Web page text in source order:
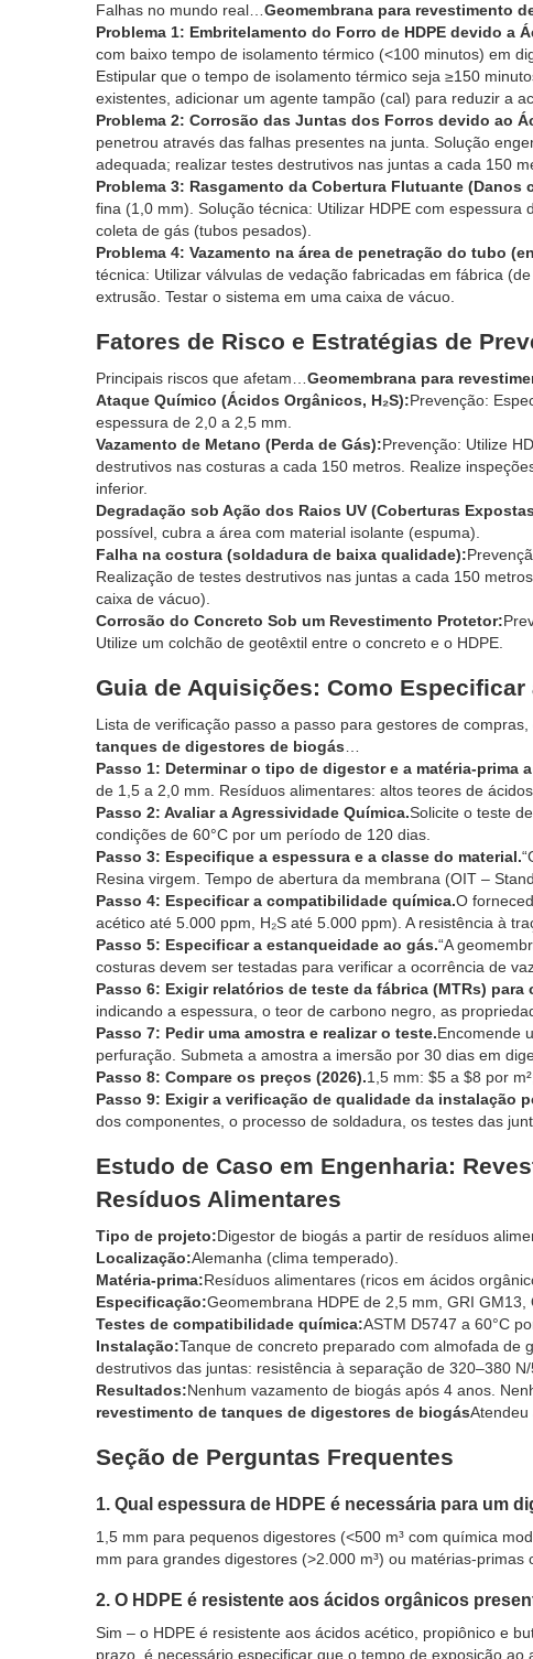
Falhas no mundo real… Geomembrana para revestimento
Problema 1: Embritelamento do Forro de HDPE devido a
com baixo tempo de isolamento térmico (<100 minutos) em
Estipular que o tempo de isolamento térmico seja ≥150
existentes, adicionar um agente tampão (cal) para reduzir a
Problema 2: Corrosão das Juntas dos Forros devido ao
penetrou através das falhas presentes na junta. Solução
adequada; realizar testes destrutivos nas juntas a cada 150
Problema 3: Rasgamento da Cobertura Flutuante (Danos
fina (1,0 mm). Solução técnica: Utilizar HDPE com
coleta de gás (tubos pesados).
Problema 4: Vazamento na área de penetração do tubo
técnica: Utilizar válvulas de vedação fabricadas em fábrica
extrusão. Testar o sistema em uma caixa de vácuo.
Fatores de Risco e Estratégias de
Principais riscos que afetam… Geomembrana para
Ataque Químico (Ácidos Orgânicos, H₂S):Prevenção:
espessura de 2,0 a 2,5 mm.
Vazamento de Metano (Perda de Gás):Prevenção: Utilize
destrutivos nas costuras a cada 150 metros. Realize
inferior.
Degradação sob Ação dos Raios UV (Coberturas
possível, cubra a área com material isolante (espuma).
Falha na costura (soldadura de baixa qualidade):
Realização de testes destrutivos nas juntas a cada 150
caixa de vácuo).
Corrosão do Concreto Sob um Revestimento Protetor:
Utilize um colchão de geotêxtil entre o concreto e o HDPE.
Guia de Aquisições: Como
Lista de verificação passo a passo para gestores de
tanques de digestores de biogás
Passo 1: Determinar o tipo de digestor e a matéria-prima
de 1,5 a 2,0 mm. Resíduos alimentares: altos teores de
Passo 2: Avaliar a Agressividade Química.Solicite o teste
condições de 60°C por um período de 120 dias.
Passo 3: Especifique a espessura e a classe do material.
Resina virgem. Tempo de abertura da membrana (OIT –
Passo 4: Especificar a compatibilidade química.O
acético até 5.000 ppm, H₂S até 5.000 ppm). A resistência à
Passo 5: Especificar a estanqueidade ao gás.“A
costuras devem ser testadas para verificar a ocorrência de
Passo 6: Exigir relatórios de teste da fábrica (MTRs) para
indicando a espessura, o teor de carbono negro, as
Passo 7: Pedir uma amostra e realizar o teste.Encomende
perfuração. Submeta a amostra a imersão por 30 dias em
Passo 8: Compare os preços (2026).1,5 mm: $5 a $8 por
Passo 9: Exigir a verificação de qualidade da instalação
dos componentes, o processo de soldadura, os testes das
Estudo de Caso em Engenharia:
Resíduos Alimentares
Tipo de projeto:Digestor de biogás a partir de resíduos
Localização:Alemanha (clima temperado).
Matéria-prima:Resíduos alimentares (ricos em ácidos
Especificação:Geomembrana HDPE de 2,5 mm, GRI GM13,
Testes de compatibilidade química:ASTM D5747 a 60°C
Instalação:Tanque de concreto preparado com almofada de
destrutivos das juntas: resistência à separação de 320–380
Resultados:Nenhum vazamento de biogás após 4 anos.
revestimento de tanques de digestores de biogásAtendeu
Seção de Perguntas Frequentes
1. Qual espessura de HDPE é necessária para um
1,5 mm para pequenos digestores (<500 m³ com química
mm para grandes digestores (>2.000 m³) ou matérias-
2. O HDPE é resistente aos ácidos orgânicos
Sim – o HDPE é resistente aos ácidos acético, propiônico e
prazo, é necessário especificar que o tempo de exposição